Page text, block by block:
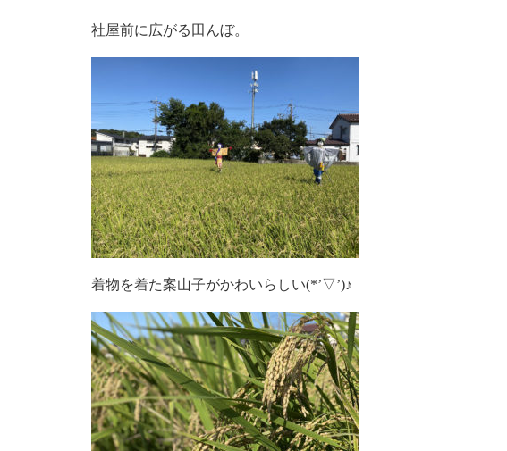
社屋前に広がる田んぼ。
着物を着た案山子がかわいらしい(*’▽’)♪